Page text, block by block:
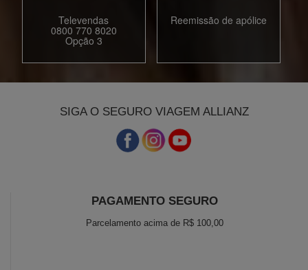
Televendas
0800 770 8020
Opção 3
Reemissão de apólice
SIGA O SEGURO VIAGEM ALLIANZ
PAGAMENTO SEGURO
Parcelamento acima de R$ 100,00